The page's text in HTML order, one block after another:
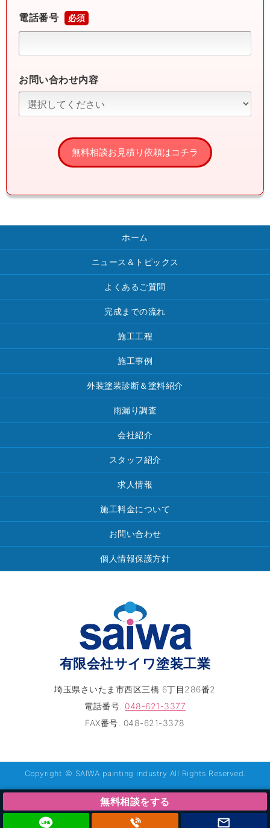
無料相談をする
電話番号 必須
お問い合わせ内容
ホーム
ニュース＆トピックス
よくあるご質問
完成までの流れ
施工工程
施工事例
外装塗装診断＆塗料紹介
雨漏り調査
会社紹介
スタッフ紹介
求人情報
施工料金について
お問い合わせ
個人情報保護方針
有限会社サイワ塗装工業
埼玉県さいたま市西区三橋 6丁目286番2
電話番号. 048-621-3377
FAX番号. 048-621-3378
Copyright © SAIWA painting industry All Rights Reserved.